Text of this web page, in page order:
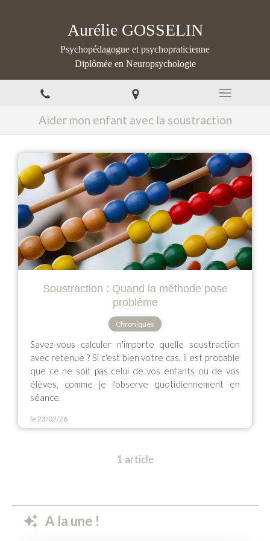
Aurélie GOSSELIN
Psychopédagogue et psychopraticienne
Diplômée en Neuropsychologie
Aider mon enfant avec la soustraction
Soustraction : Quand la méthode pose
problème
Chroniques
Savez-vous calculer n'importe quelle soustraction
avec retenue ? Si c'est bien votre cas, il est probable
que ce ne soit pas celui de vos enfants ou de vos
élèves, comme je l'observe quotidiennement en
séance.
le 23/02/26
1 article
A la une !